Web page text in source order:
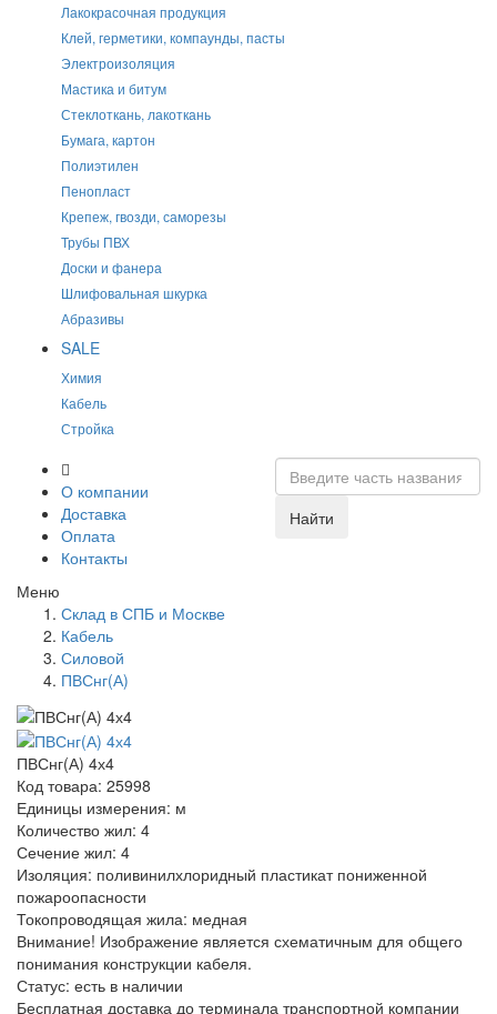
Лакокрасочная продукция
Клей, герметики, компаунды, пасты
Электроизоляция
Мастика и битум
Стеклоткань, лакоткань
Бумага, картон
Полиэтилен
Пенопласт
Крепеж, гвозди, саморезы
Трубы ПВХ
Доски и фанера
Шлифовальная шкурка
Абразивы
SALE
Химия
Кабель
Стройка
О компании
Доставка
Оплата
Контакты
Найти
Меню
Склад в СПБ и Москве
Кабель
Силовой
ПВСнг(А)
ПВСнг(А) 4х4
Код товара: 25998
Единицы измерения: м
Количество жил: 4
Сечение жил: 4
Изоляция: поливинилхлоридный пластикат пониженной
пожароопасности
Токопроводящая жила: медная
Внимание! Изображение является схематичным для общего
понимания конструкции кабеля.
Статус: есть в наличии
Бесплатная доставка до терминала транспортной компании